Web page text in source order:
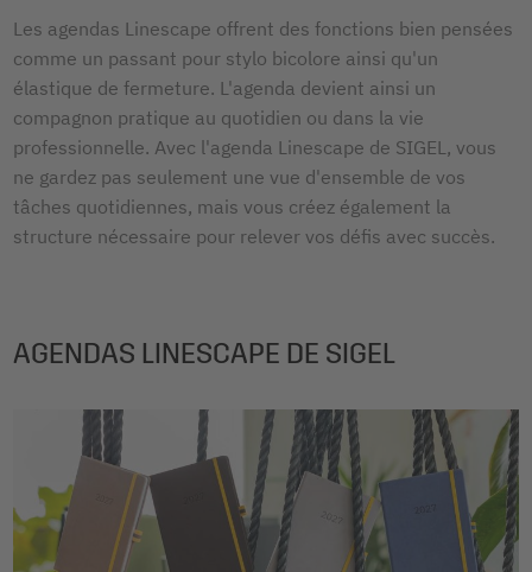
Les agendas Linescape offrent des fonctions bien pensées
comme un passant pour stylo bicolore ainsi qu'un
élastique de fermeture. L'agenda devient ainsi un
compagnon pratique au quotidien ou dans la vie
professionnelle. Avec l'agenda Linescape de SIGEL, vous
ne gardez pas seulement une vue d'ensemble de vos
tâches quotidiennes, mais vous créez également la
structure nécessaire pour relever vos défis avec succès.
AGENDAS LINESCAPE DE SIGEL